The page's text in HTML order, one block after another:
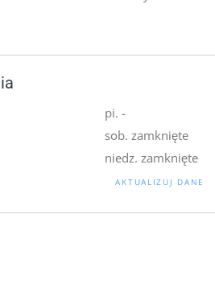
pi. -
sob. zamknięte
niedz. zamknięte
AKTUALIZUJ DANE